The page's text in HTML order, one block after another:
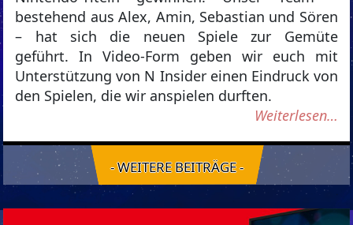
bestehend aus Alex, Amin, Sebastian und Sören
– hat sich die neuen Spiele zur Gemüte
geführt. In Video-Form geben wir euch mit
Unterstützung von N Insider einen Eindruck von
den Spielen, die wir anspielen durften.
Weiterlesen…
- WEITERE BEITRÄGE -